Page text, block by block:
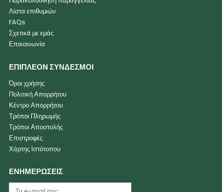
Λίστα επιθυμιών
FAQs
Σχετικά με εμάς
Επικοινωνία
ΕΠΙΠΛΕΟΝ ΣΥΝΔΕΣΜΟΙ
Όροι χρήσης
Πολιτική Απορρήτου
Κέντρο Απορρήτου
Τρόποι Πληρωμής
Τρόποι Αποστολής
Επιστροφές
Χάρτης Ιστότοπου
ΕΝΗΜΕΡΩΣΕΙΣ